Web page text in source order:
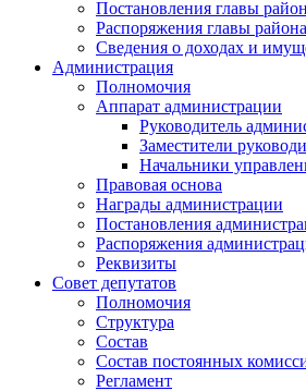
Постановления главы
Распоряжения главы района
Сведения о доходах и
Администрация
Полномочия
Аппарат администрации
Руководитель
Заместители
Начальники
Правовая основа
Награды администрации
Постановления
Распоряжения
Реквизиты
Совет депутатов
Полномочия
Структура
Состав
Состав постоянных
Регламент